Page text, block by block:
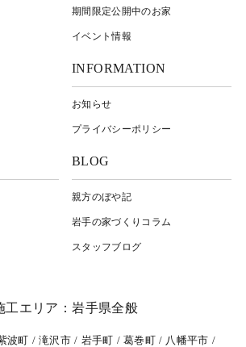
期間限定公開中のお家
イベント情報
INFORMATION
お知らせ
プライバシーポリシー
BLOG
親方のぼや記
岩⼿の家づくりコラム
スタッフブログ
工エリア：岩手県全般
波町 滝沢市 岩手町 葛巻町 八幡平市